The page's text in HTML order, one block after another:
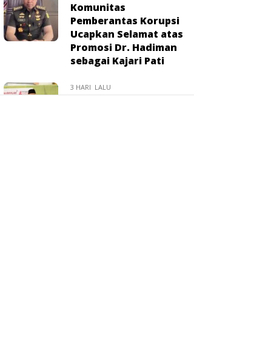
Komunitas
Pemberantas Korupsi
Ucapkan Selamat atas
Promosi Dr. Hadiman
sebagai Kajari Pati
3 HARI LALU